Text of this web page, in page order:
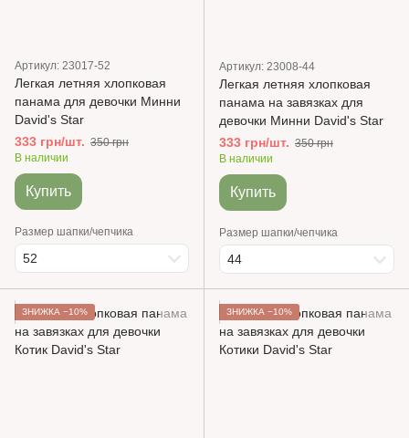
Артикул: 23017-52
Легкая летняя хлопковая
панама для девочки Минни
David's Star
333 грн/шт. 350 грн
В наличии
Купить
Размер шапки/чепчика
52
Артикул: 23008-44
Легкая летняя хлопковая
панама на завязках для
девочки Минни David's Star
333 грн/шт. 350 грн
В наличии
Купить
Размер шапки/чепчика
44
ЗНИЖКА −10% ЗНИЖКА −10%